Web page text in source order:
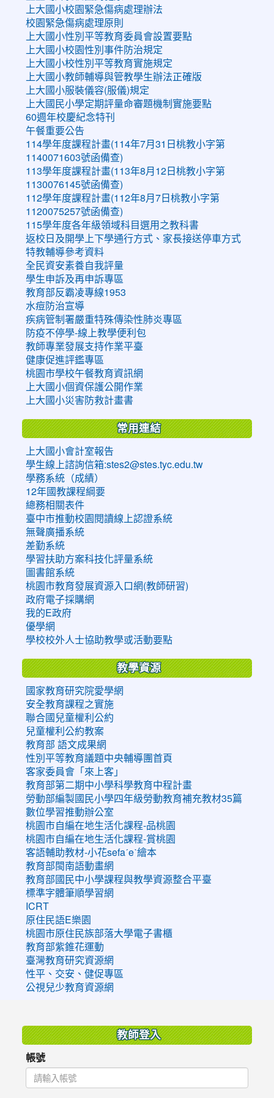
上大國小校園緊急傷病處理辦法
校園緊急傷病處理原則
上大國小性別平等教育委員會設置要點
上大國小校園性別事件防治規定
上大國小校性別平等教育實施規定
上大國小教師輔導與管教學生辦法正確版
上大國小服裝儀容(服儀)規定
上大國民小學定期評量命審題機制實施要點
60週年校慶紀念特刊
午餐重要公告
114學年度課程計畫(114年7月31日桃教小字第
1140071603號函備查)
113學年度課程計畫(113年8月12日桃教小字第
1130076145號函備查)
112學年度課程計畫(112年8月7日桃教小字第
1120075257號函備查)
115學年度各年級領域科目選用之教科書
返校日及開學上下學通行方式、家長接送停車方式
特教輔導參考資料
全民資安素養自我評量
學生申訴及再申訴專區
教育部反霸凌專線1953
水痘防治宣導
疾病管制署嚴重特殊傳染性肺炎專區
防疫不停學-線上教學便利包
教師專業發展支持作業平臺
健康促進評鑑專區
桃園市學校午餐教育資訊網
上大國小個資保護公開作業
上大國小災害防救計畫書
常用連結
上大國小會計室報告
學生線上諮詢信箱:stes2@stes.tyc.edu.tw
學務系統（成績）
12年國教課程綱要
總務相關表件
臺中市推動校園閱讀線上認證系統
無聲廣播系統
差勤系統
學習扶助方案科技化評量系統
圖書館系統
桃園市教育發展資源入口網(教師研習)
政府電子採購網
我的E政府
優學網
學校校外人士協助教學或活動要點
教學資源
國家教育研究院愛學網
安全教育課程之實施
聯合國兒童權利公約
兒童權利公約教案
教育部 語文成果網
性別平等教育議題中央輔導團首頁
客家委員會「來上客」
教育部第二期中小學科學教育中程計畫
勞動部編製國民小學四年級勞動教育補充教材35篇
數位學習推動辦公室
桃園市自編在地生活化課程-品桃園
桃園市自編在地生活化課程-賞桃園
客語輔助教材-小花sefaˊeˋ繪本
教育部閩南語動畫網
教育部國民中小學課程與教學資源整合平臺
標準字體筆順學習網
ICRT
原住民語E樂園
桃園市原住民族部落大學電子書櫃
教育部紫錐花運動
臺灣教育研究資源網
性平、交安、健促專區
公視兒少教育資源網
教師登入
帳號